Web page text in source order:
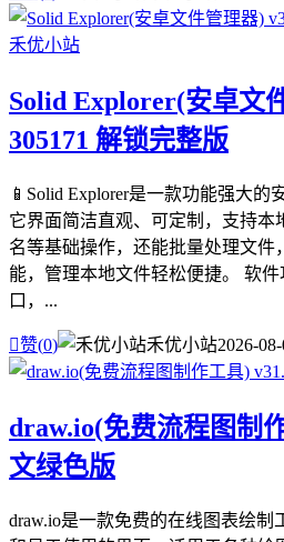
Solid Explorer(安卓文
305171 解锁完整版
📱Solid Explorer是一款功能强大的
它界面简洁直观、可定制，支持本
名等基础操作，还能批量处理文件
能，管理本地文件轻松便捷。 软
口，...
赞(0) 禾优小站2026-
draw.io(免费流程图制
文绿色版
draw.io是一款免费的在线图表绘